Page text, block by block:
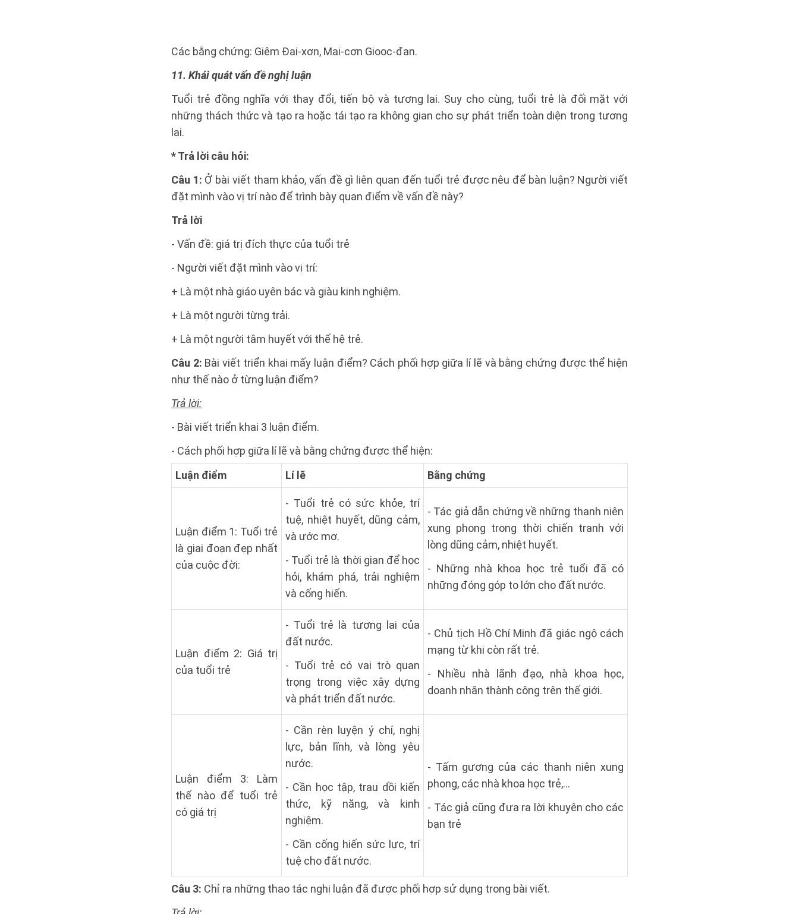
Các bằng chứng: Giêm Đai-xơn, Mai-cơn Giooc-đan.
11. Khái quát vấn đề nghị luận
Tuổi trẻ đồng nghĩa với thay đổi, tiến bộ và tương lai. Suy cho cùng, tuổi trẻ là đối mặt với
những thách thức và tạo ra hoặc tái tạo ra không gian cho sự phát triển toàn diện trong tương
lai.
* Trả lời câu hỏi:
Câu 1: Ở bài viết tham khảo, vấn đề gì liên quan đến tuổi trẻ được nêu để bàn luận? Người viết
đặt mình vào vị trí nào để trình bày quan điểm về vấn đề này?
Trả lời
- Vấn đề: giá trị đích thực của tuổi trẻ
- Người viết đặt mình vào vị trí:
+ Là một nhà giáo uyên bác và giàu kinh nghiệm.
+ Là một người từng trải.
+ Là một người tâm huyết với thế hệ trẻ.
Câu 2: Bài viết triển khai mấy luận điểm? Cách phối hợp giữa lí lẽ và bằng chứng được thể hiện
như thế nào ở từng luận điểm?
Trả lời:
- Bài viết triển khai 3 luận điểm.
- Cách phối hợp giữa lí lẽ và bằng chứng được thể hiện:
Luận điểm
Lí lẽ Bằng chứng
Luận điểm 1: Tuổi trẻ
là giai đoạn đẹp nhất
của cuộc đời:
- Tuổi trẻ có sức khỏe, trí
tuệ, nhiệt huyết, dũng cảm,
và ước mơ.
- Tuổi trẻ là thời gian để học
hỏi, khám phá, trải nghiệm
và cống hiến.
- Tác giả dẫn chứng về những thanh niên
xung phong trong thời chiến tranh với
lòng dũng cảm, nhiệt huyết.
- Những nhà khoa học trẻ tuổi đã có
những đóng góp to lớn cho đất nước.
Luận điểm 2: Giá trị
của tuổi trẻ
- Tuổi trẻ là tương lai của
đất nước.
- Tuổi trẻ có vai trò quan
trọng trong việc xây dựng
và phát triển đất nước.
- Chủ tịch Hồ Chí Minh đã giác ngộ cách
mạng từ khi còn rất trẻ.
- Nhiều nhà lãnh đạo, nhà khoa học,
doanh nhân thành công trên thế giới.
Luận điểm 3: Làm
thế nào để tuổi trẻ
có giá trị
- Cần rèn luyện ý chí, nghị
lực, bản lĩnh, và lòng yêu
nước.
- Cần học tập, trau dồi kiến
thức, kỹ năng, và kinh
nghiệm.
- Cần cống hiến sức lực, trí
tuệ cho đất nước.
- Tấm gương của các thanh niên xung
phong, các nhà khoa học trẻ,...
- Tác giả cũng đưa ra lời khuyên cho các
bạn trẻ
Câu 3: Chỉ ra những thao tác nghị luận đã được phối hợp sử dụng trong bài viết.